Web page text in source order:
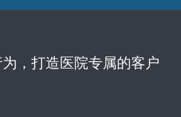
，打造医院专属的客户